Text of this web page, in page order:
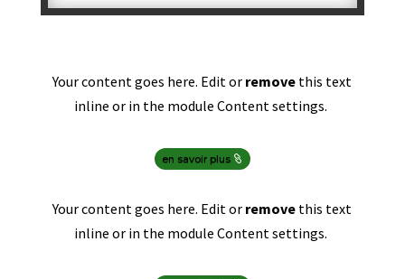
Your content goes here. Edit or remove this text
inline or in the module Content settings.
en savoir plus
Your content goes here. Edit or remove this text
inline or in the module Content settings.